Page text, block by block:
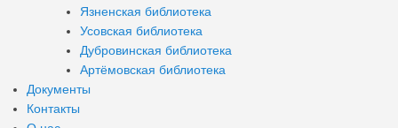
Язненская библиотека
Усовская библиотека
Дубровинская библиотека
Артёмовская библиотека
Документы
Контакты